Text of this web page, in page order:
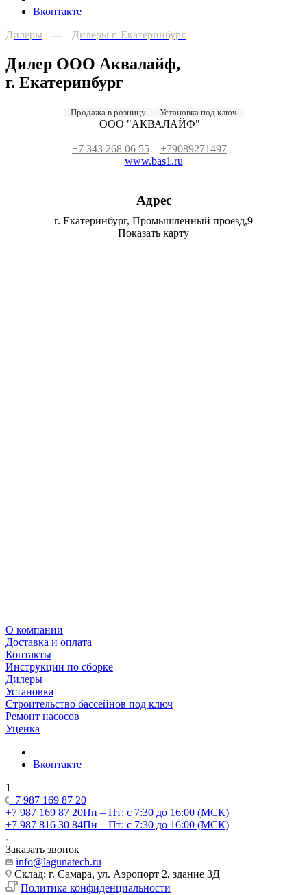
Вконтакте
Дилеры
— Дилеры г. Екатеринбург
Дилер ООО Аквалайф,
г. Екатеринбург
Продажа в розницу Установка под ключ
ООО "АКВАЛАЙФ"
+7 343 268 06 55
+79089271497
www.bas1.ru
Адрес
г. Екатеринбург, Промышленный проезд,9
Показать карту
О компании
Доставка и оплата
Контакты
Инструкции по сборке
Дилеры
Установка
Строительство бассейнов под ключ
Ремонт насосов
Уценка
Вконтакте
1
+7 987 169 87 20
+7 987 169 87 20Пн – Пт: с 7:30 до 16:00 (МСК)
+7 987 816 30 84Пн – Пт: с 7:30 до 16:00 (МСК)
Заказать звонок
info@lagunatech.ru
Склад: г. Самара, ул. Аэропорт 2, здание 3Д
Политика конфиденциальности